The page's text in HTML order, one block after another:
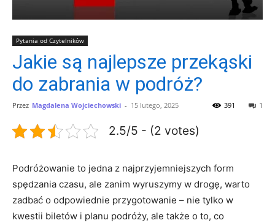
Pytania od Czytelników
Jakie są najlepsze przekąski
do zabrania w podróż?
Przez Magdalena Wojciechowski - 15 lutego, 2025 1
391
2.5/5 - (2 votes)
Podróżowanie to jedna z najprzyjemniejszych form
spędzania czasu, ale zanim‍ wyruszymy w drogę, warto
zadbać o odpowiednie przygotowanie – nie ⁢tylko w
kwestii biletów i ​planu podróży, ale także o to, co